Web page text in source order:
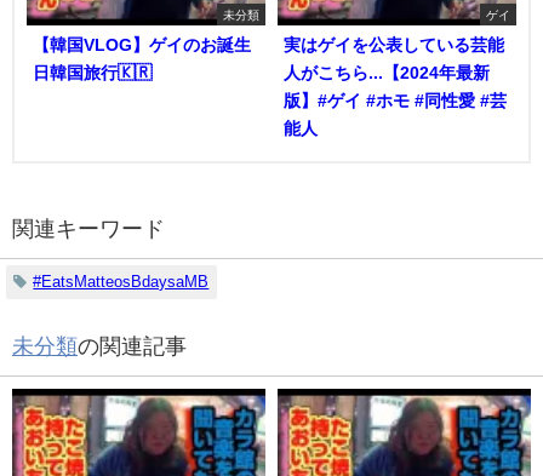
未分類
【韓国VLOG】ゲイのお誕生
日韓国旅行🇰🇷
ゲイ
実はゲイを公表している芸能
人がこちら...【2024年最新
版】#ゲイ #ホモ #同性愛 #芸
能人
関連キーワード
#EatsMatteosBdaysaMB
未分類の関連記事